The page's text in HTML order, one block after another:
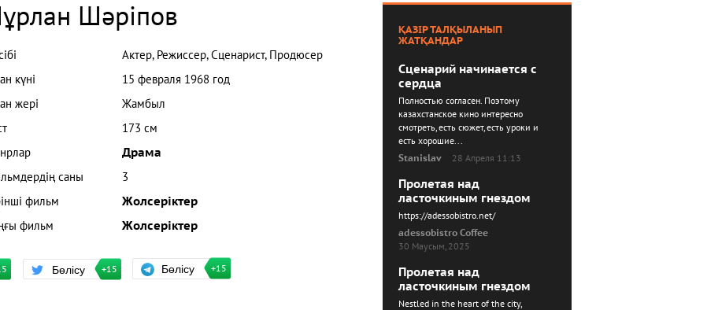
Шәріпов
Актер, Режиссер, Сценарист, Продюсер
күні
15 февраля 1968 год
жері
Жамбыл
173 см
Драма
саны
3
фильм
Жолсеріктер
фильм
Жолсеріктер
Бөлісу +15 Бөлісу +15
ҚАЗІР ТАЛҚЫЛАНЫП
ЖАТҚАНДАР
Сценарий начинается с
сердца
Полностью согласен. Поэтому
казахстанское кино интересно
смотреть, есть сюжет, есть уроки и
есть хорошие...
Stanislav
28 Апреля 11:13
Пролетая над
ласточкиным гнездом
https://adessobistro.net/
adessobistro Coffee
30 Маусым, 2025
Пролетая над
ласточкиным гнездом
Nestled in the heart of the city,